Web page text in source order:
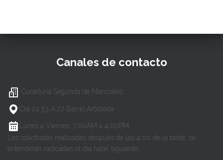
Canales de contacto
Curaduría Segunda de Manizales
Cra 24 53 A 27 Barrio Arboleda
Lunes a Viernes, 7:00AM a 4:00PM
Las solicitudes realizadas después de las 4:00 de la tarde, se
entenderán radicadas el día hábil siguiente.